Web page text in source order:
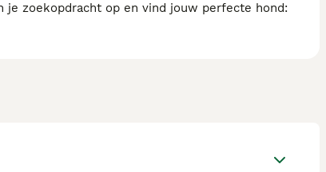
zoekopdracht op en vind jouw perfecte hond: